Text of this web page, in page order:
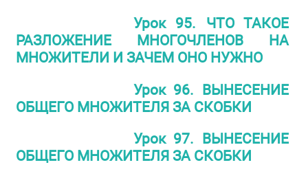
Урок 95. ЧТО ТАКОЕ
РАЗЛОЖЕНИЕ МНОГОЧЛЕНОВ НА
МНОЖИТЕЛИ И ЗАЧЕМ ОНО НУЖНО
Урок 96. ВЫНЕСЕНИЕ
ОБЩЕГО МНОЖИТЕЛЯ ЗА СКОБКИ
Урок 97. ВЫНЕСЕНИЕ
ОБЩЕГО МНОЖИТЕЛЯ ЗА СКОБКИ